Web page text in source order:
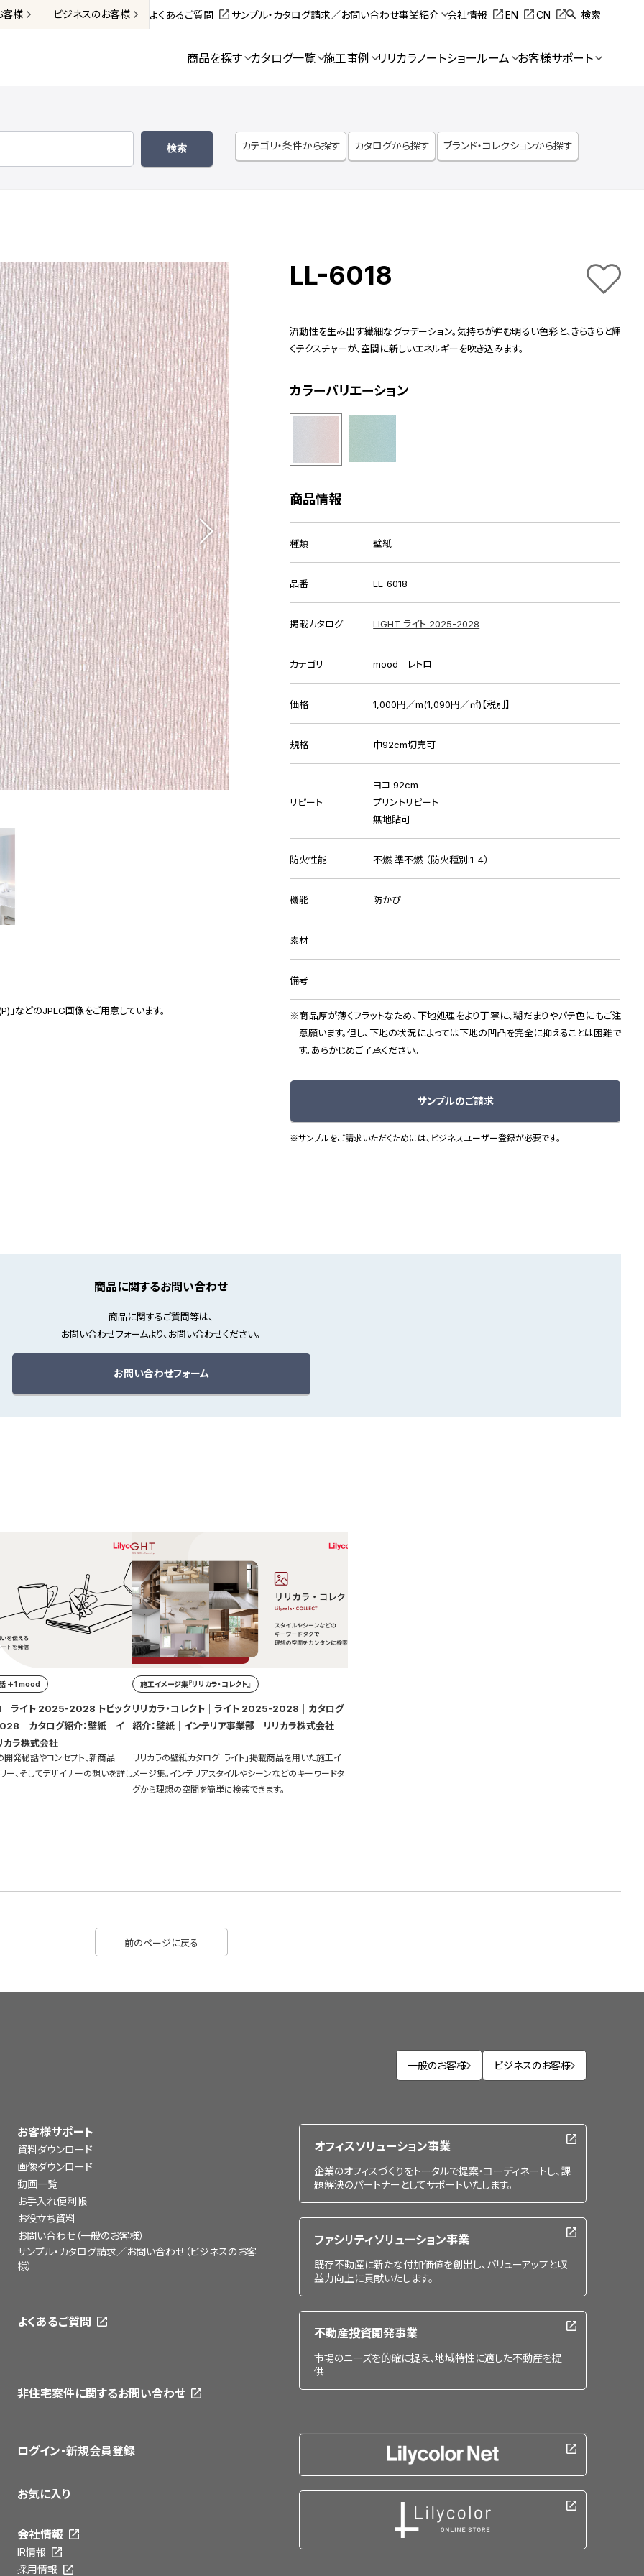
客様 ビジネスのお客様 よくあるご質問 サンプル・カタログ請求／お問い合わせ事業紹介 会社情報 EN CN 検索
商品を探す カタログ一覧 施工事例 リリカラノートショールーム お客様サポート
カテゴリ・条件から探す カタログから探す ブランド・コレクションから探す
」などのJPEG画像をご用意しています。
LL-6018
流動性を生み出す繊細なグラデーション。気持ちが弾む明るい色彩と、きらきらと輝
くテクスチャーが、空間に新しいエネルギーを吹き込みます。
カラーバリエーション
商品情報
種類 壁紙
品番 LL-6018
掲載カタログ LIGHT ライト 2025-2028
カテゴリ mood レトロ
価格 1,000円／m(1,090円／㎡)【税別】
規格 巾92cm切売可
リピート
ヨコ 92cm
プリントリピート
無地貼可
防火性能 不燃 準不燃 （防火種別:1-4）
機能 防かび
素材
備考
商品厚が薄くフラットなため、下地処理をより丁寧に、糊だまりやパテ色にもご注
意願います。但し、下地の状況によっては下地の凹凸を完全に抑えることは困難で
す。あらかじめご了承ください。
サンプルのご請求
※サンプルをご請求いただくためには、ビジネスユーザー登録が必要です。
商品に関するお問い合わせ
商品に関するご質問等は、
お問い合わせフォームより、お問い合わせください。
お問い合わせフォーム
話 ＋1 mood
ライト 2025-2028 トピック
カラ株式会社
開発秘話やコンセプト、新商品
ー、そしてデザイナーの想いを詳し
施工イメージ集『リリカラ・コレクト』
リリカラ・コレクト｜ライト 2025-2028｜カタログ
紹介：壁紙｜インテリア事業部｜リリカラ株式会社
リリカラの壁紙カタログ「ライト」掲載商品を用いた施工イ
メージ集。インテリアスタイルやシーンなどのキーワードタ
グから理想の空間を簡単に検索できます。
前のページに戻る
一般のお客様 ビジネスのお客様
お客様サポート
資料ダウンロード
画像ダウンロード
動画一覧
お手入れ便利帳
お役立ち資料
お問い合わせ（一般のお客様）
サンプル・カタログ請求／お問い合わせ（ビジネスのお客
様）
よくあるご質問
非住宅案件に関するお問い合わせ
ログイン・新規会員登録
お気に入り
会社情報
IR情報
採用情報
オフィスソリューション事業
企業のオフィスづくりをトータルで提案・コーディネートし、課
題解決のパートナーとしてサポートいたします。
ファシリティソリューション事業
既存不動産に新たな付加価値を創出し、バリューアップと収
益力向上に貢献いたします。
不動産投資開発事業
市場のニーズを的確に捉え、地域特性に適した不動産を提
供